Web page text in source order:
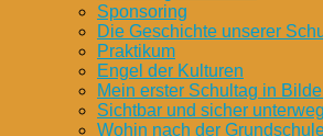
Sponsoring
Die Geschichte unserer
Praktikum
Engel der Kulturen
Mein erster Schultag in
Sichtbar und sicher
Wohin nach der